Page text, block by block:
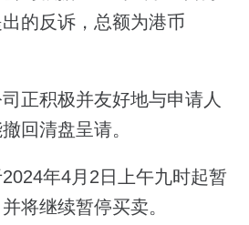
的反诉，总额为港币
正积极并友好地与申请人
回清盘呈请。
年4月2日上午九时起暂
将继续暂停买卖。